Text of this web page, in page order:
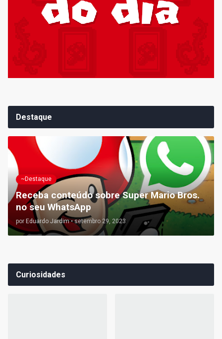
Destaque
~Destaque
Receba conteúdo sobre Super Mario Bros.
no seu WhatsApp
por Eduardo Jardim • setembro 29, 2023
Curiosidades